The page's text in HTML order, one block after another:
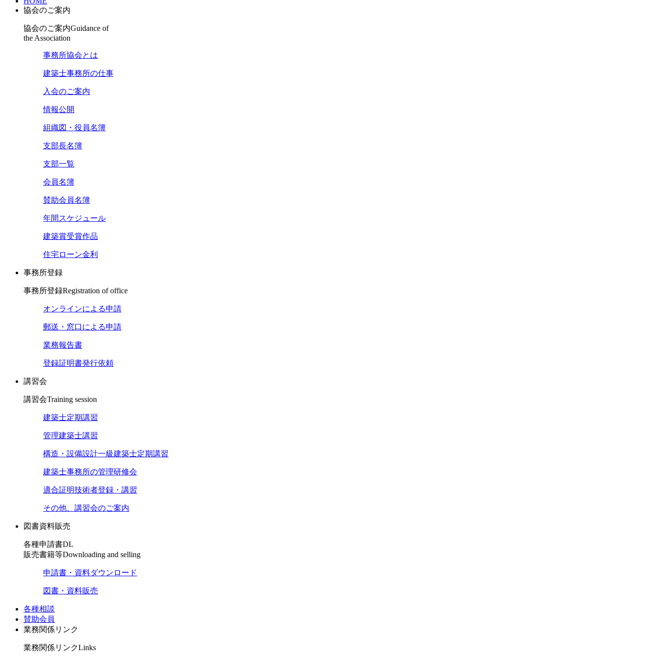
協会のご案内
協会のご案内Guidance of
the Association
事務所協会とは
建築士事務所の仕事
入会のご案内
情報公開
組織図・役員名簿
支部長名簿
支部一覧
会員名簿
賛助会員名簿
年間スケジュール
建築賞受賞作品
住宅ローン金利
事務所登録
事務所登録Registration of office
オンラインによる申請
郵送・窓口による申請
業務報告書
登録証明書発行依頼
講習会
講習会Training session
建築士定期講習
管理建築士講習
構造・設備設計一級建築士定期講習
建築士事務所の管理研修会
適合証明技術者登録・講習
その他、講習会のご案内
図書資料販売
各種申請書DL
販売書籍等Downloading and selling
申請書・資料ダウンロード
図書・資料販売
各種相談
賛助会員
業務関係リンク
業務関係リンクLinks